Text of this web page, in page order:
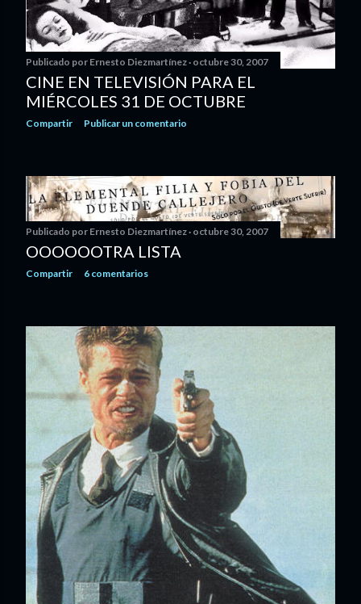
Publicado por Ernesto Diezmartínez octubre 30, 2007
CINE EN TELEVISIÓN PARA EL
MIÉRCOLES 31 DE OCTUBRE
Compartir Publicar un comentario
Publicado por Ernesto Diezmartínez octubre 30, 2007
OOOOOOTRA LISTA
Compartir 6 comentarios